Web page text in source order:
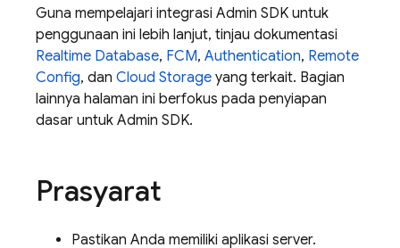
Guna mempelajari integrasi Admin SDK untuk
penggunaan ini lebih lanjut, tinjau dokumentasi
Realtime Database, FCM, Authentication, Remote
Config, dan Cloud Storage yang terkait. Bagian
lainnya halaman ini berfokus pada penyiapan
dasar untuk Admin SDK.
Prasyarat
Pastikan Anda memiliki aplikasi server.